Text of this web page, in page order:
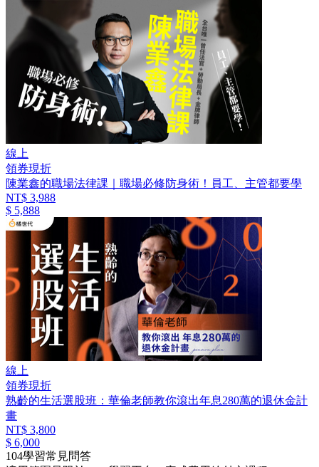
線上
領券現折
陳業鑫的職場法律課｜職場必修防身術！員工、主管都要學
NT$ 3,988
$ 5,888
線上
領券現折
熟齡的生活選股班：華倫老師教你滾出年息280萬的退休金計
畫
NT$ 3,800
$ 6,000
104學習常見問答